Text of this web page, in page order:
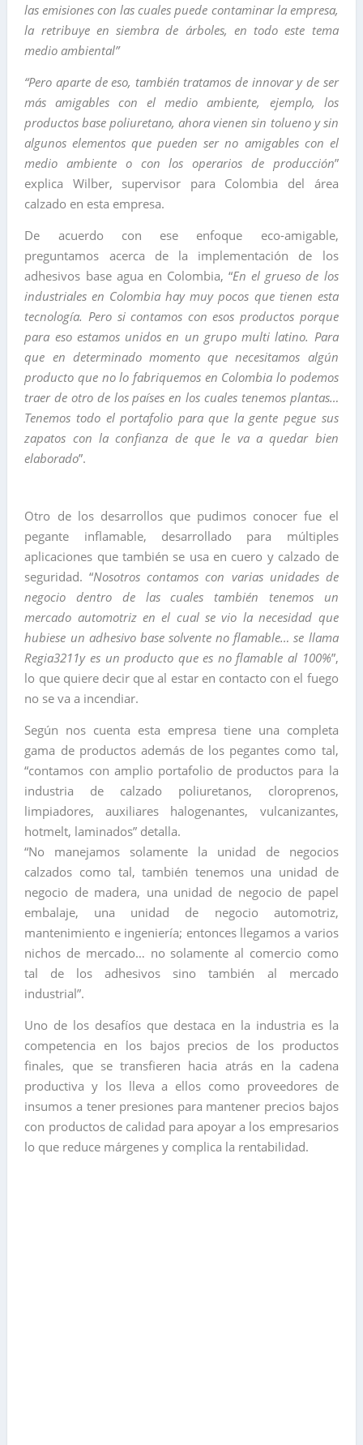
las emisiones con las cuales puede contaminar la empresa,
la retribuye en siembra de árboles, en todo este tema
medio ambiental”
“Pero aparte de eso, también tratamos de innovar y de ser
más amigables con el medio ambiente, ejemplo, los
productos base poliuretano, ahora vienen sin tolueno y sin
algunos elementos que pueden ser no amigables con el
medio ambiente o con los operarios de producción”
explica Wilber, supervisor para Colombia del área
calzado en esta empresa.
De acuerdo con ese enfoque eco-amigable,
preguntamos acerca de la implementación de los
adhesivos base agua en Colombia, “En el grueso de los
industriales en Colombia hay muy pocos que tienen esta
tecnología. Pero si contamos con esos productos porque
para eso estamos unidos en un grupo multi latino. Para
que en determinado momento que necesitamos algún
producto que no lo fabriquemos en Colombia lo podemos
traer de otro de los países en los cuales tenemos plantas…
Tenemos todo el portafolio para que la gente pegue sus
zapatos con la confianza de que le va a quedar bien
elaborado”.
Otro de los desarrollos que pudimos conocer fue el
pegante inflamable, desarrollado para múltiples
aplicaciones que también se usa en cuero y calzado de
seguridad. “Nosotros contamos con varias unidades de
negocio dentro de las cuales también tenemos un
mercado automotriz en el cual se vio la necesidad que
hubiese un adhesivo base solvente no flamable… se llama
Regia3211y es un producto que es no flamable al 100%”,
lo que quiere decir que al estar en contacto con el fuego
no se va a incendiar.
Según nos cuenta esta empresa tiene una completa
gama de productos además de los pegantes como tal,
“contamos con amplio portafolio de productos para la
industria de calzado poliuretanos, cloroprenos,
limpiadores, auxiliares halogenantes, vulcanizantes,
hotmelt, laminados” detalla.
“No manejamos solamente la unidad de negocios
calzados como tal, también tenemos una unidad de
negocio de madera, una unidad de negocio de papel
embalaje, una unidad de negocio automotriz,
mantenimiento e ingeniería; entonces llegamos a varios
nichos de mercado… no solamente al comercio como
tal de los adhesivos sino también al mercado
industrial”.
Uno de los desafíos que destaca en la industria es la
competencia en los bajos precios de los productos
finales, que se transfieren hacia atrás en la cadena
productiva y los lleva a ellos como proveedores de
insumos a tener presiones para mantener precios bajos
con productos de calidad para apoyar a los empresarios
lo que reduce márgenes y complica la rentabilidad.